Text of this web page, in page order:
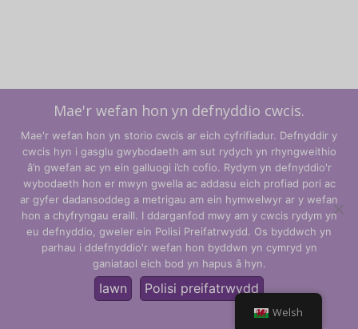
Telerau ac Amodau
Polisi Preifatrwydd
© CLARITY Learning Suite Global Inc. Cedwir pob hawl.
Welsh
Mae'r wefan hon yn defnyddio cwcis.
Mae'r wefan hon yn storio cwcis ar eich cyfrifiadur. Defnyddir y
cwcis hyn i gasglu gwybodaeth am sut rydych yn rhyngweithio
â’n gwefan ac yn ein galluogi i’ch cofio. Rydym yn defnyddio'r
wybodaeth hon er mwyn gwella ac addasu eich profiad pori ac
ar gyfer dadansoddeg a metrigau am ein hymwelwyr ar y wefan
hon a chyfryngau eraill. I ddarganfod mwy am y cwcis rydym yn
eu defnyddio, gweler ein Polisi Preifatrwydd. Os byddwch yn
parhau i ddefnyddio'r wefan hon byddwn yn cymryd yn
ganiataol eich bod yn hapus â hyn.
Iawn Polisi preifatrwydd